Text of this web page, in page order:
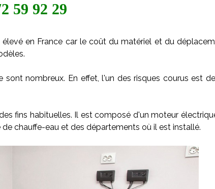
59 92 29
en France car le coût du matériel et du
nombreux. En effet, l'un des risques courus est
fins habituelles. Il est composé d'un moteur
chauffe-eau et des départements où il est installé.